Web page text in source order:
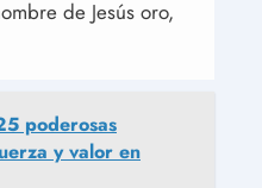
de Jesús oro,
poderosas
y valor en